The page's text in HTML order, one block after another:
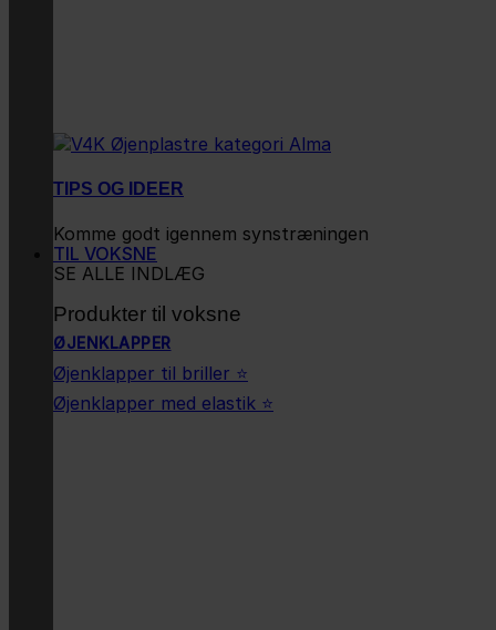
TIPS OG IDEER
Komme godt igennem synstræningen
SE ALLE INDLÆG
TIL VOKSNE
Produkter til voksne
ØJENKLAPPER
Øjenklapper til briller ⭐
Øjenklapper med elastik ⭐